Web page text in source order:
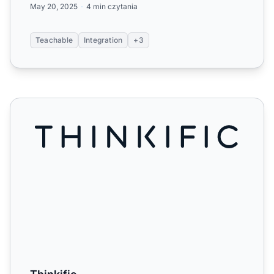
May 20, 2025 4 min czytania
Teachable Integration +3
Thinkific